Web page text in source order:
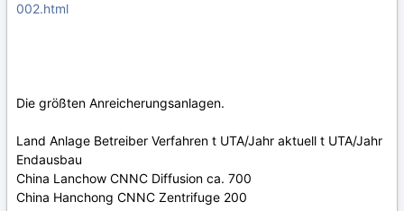
002.html
Die größten Anreicherungsanlagen.
Land Anlage Betreiber Verfahren t UTA/Jahr aktuell t UTA/Jahr
Endausbau
China Lanchow CNNC Diffusion ca. 700
China Hanchong CNNC Zentrifuge 200